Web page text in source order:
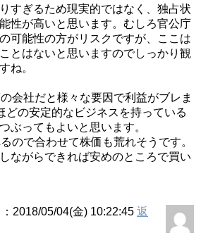
すぎるため現実的ではなく、独占状
性が高いと思います。むしろ官公庁
可能性の方がリスクですが、ここは
とはないと思いますのでしっかり観
ね。
会社だと様々な要因で利益がブレま
どの安定的なビジネスを持っている
ぶってもよいと思います。
ので合わせて株価も荒れそうです。
ながらできれば安めのところで買い
2018/05/04(金) 10:22:45 返